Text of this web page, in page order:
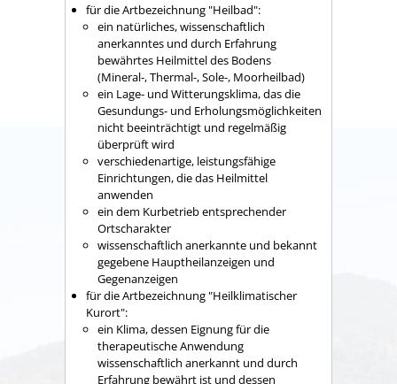
für die Artbezeichnung "Heilbad":
ein natürliches, wissenschaftlich
anerkanntes und durch Erfahrung
bewährtes Heilmittel des Bodens
(Mineral-, Thermal-, Sole-, Moorheilbad)
ein Lage- und Witterungsklima, das die
Gesundungs- und Erholungsmöglichkeiten
nicht beeinträchtigt und regelmäßig
überprüft wird
verschiedenartige, leistungsfähige
Einrichtungen, die das Heilmittel
anwenden
ein dem Kurbetrieb entsprechender
Ortscharakter
wissenschaftlich anerkannte und bekannt
gegebene Hauptheilanzeigen und
Gegenanzeigen
für die Artbezeichnung "Heilklimatischer
Kurort":
ein Klima, dessen Eignung für die
therapeutische Anwendung
wissenschaftlich anerkannt und durch
Erfahrung bewährt ist und dessen